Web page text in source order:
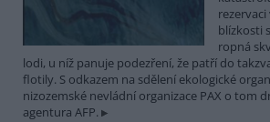
blízkosti
ropná
lodi, u níž panuje podezření, že patří do
flotily. S odkazem na sdělení ekologické
nizozemské nevládní organizace PAX o tom
agentura AFP.